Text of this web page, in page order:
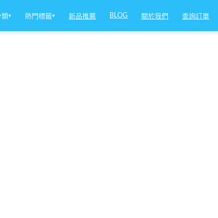
類▾ 熱門標籤▾ 新品推薦 BLOG 關於我們 查詢訂單